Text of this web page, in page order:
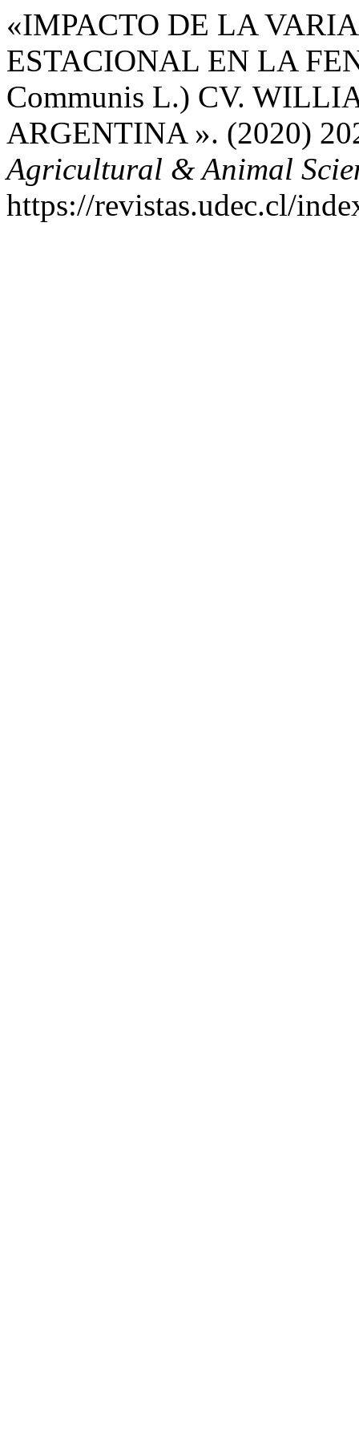
«IMPACTO DE LA
ESTACIONAL EN LA
Communis L.) CV.
ARGENTINA ». (2020)
Agricultural & Animal
https://revistas.udec.cl/